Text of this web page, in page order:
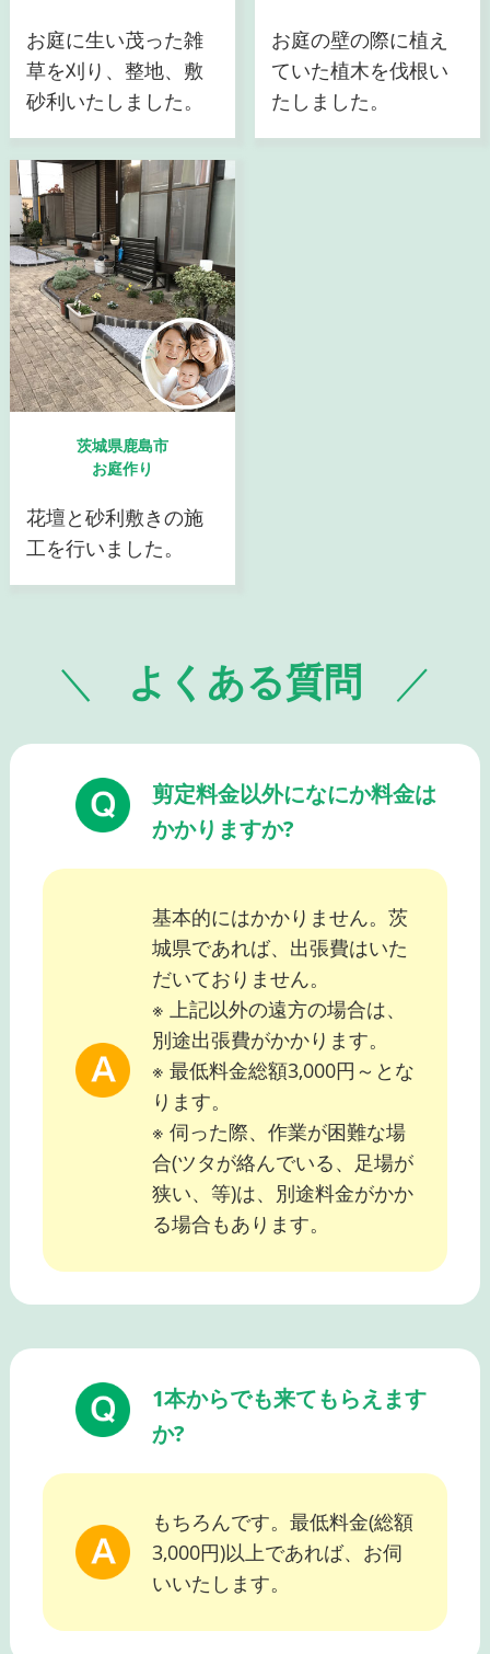
お庭に生い茂った雑
草を刈り、整地、敷
砂利いたしました。
お庭の壁の際に植え
ていた植木を伐根い
たしました。
茨城県鹿島市
お庭作り
花壇と砂利敷きの施
工を行いました。
よくある質問
剪定料金以外になにか料金は
かかりますか?
基本的にはかかりません。茨
城県であれば、出張費はいた
だいておりません。
※ 上記以外の遠方の場合は、
別途出張費がかかります。
※ 最低料金総額3,000円～とな
ります。
※ 伺った際、作業が困難な場
合(ツタが絡んでいる、足場が
狭い、等)は、別途料金がかか
る場合もあります。
1本からでも来てもらえます
か?
もちろんです。最低料金(総額
3,000円)以上であれば、お伺
いいたします。